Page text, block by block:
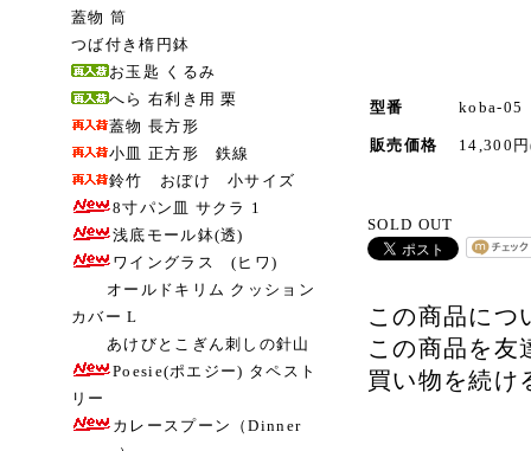
蓋物 筒
つば付き楕円鉢
お玉匙 くるみ
へら 右利き用 栗
蓋物 長方形
小皿 正方形 鉄線
鈴竹 おぼけ 小サイズ
8寸パン皿 サクラ 1
浅底モール鉢(透)
ワイングラス (ヒワ)
オールドキリム クッション
カバー L
あけびとこぎん刺しの針山
Poesie(ポエジー) タペスト
リー
カレースプーン（Dinner
型番 koba-05
販売価格 14,300
SOLD OUT
この商品につ
この商品を友
買い物を続け